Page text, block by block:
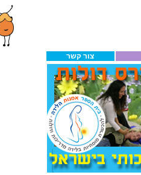
צור קשר